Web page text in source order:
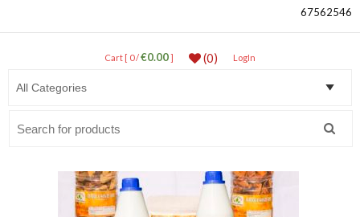
67562546
Cart [ 0 /€0.00] (0) LogIn